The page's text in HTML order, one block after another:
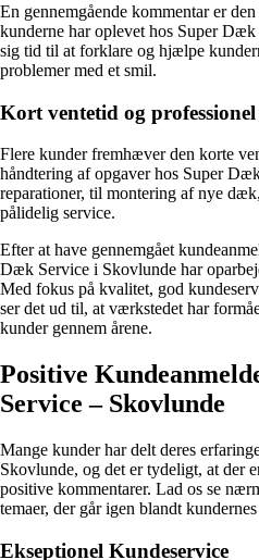
En gennemgående kommentar er
kunderne har oplevet hos Super
sig tid til at forklare og hjælpe
problemer med et smil.
Kort ventetid og
Flere kunder fremhæver den korte
håndtering af opgaver hos Super
reparationer, til montering af nye
pålidelig service.
Efter at have gennemgået
Dæk Service i Skovlunde har
Med fokus på kvalitet, god
ser det ud til, at værkstedet har
kunder gennem årene.
Positive
Service – Skovlunde
Mange kunder har delt deres
Skovlunde, og det er tydeligt, at
positive kommentarer. Lad os se
temaer, der går igen blandt
Ekseptionel Kundeservice